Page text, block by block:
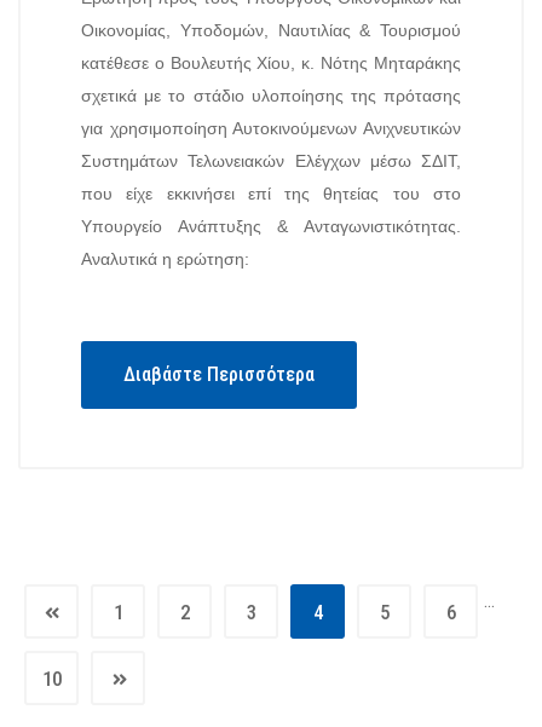
Οικονομίας, Υποδομών, Ναυτιλίας & Τουρισμού
κατέθεσε ο Βουλευτής Χίου, κ. Νότης Μηταράκης
σχετικά με το στάδιο υλοποίησης της πρότασης
για χρησιμοποίηση Αυτοκινούμενων Ανιχνευτικών
Συστημάτων Τελωνειακών Ελέγχων μέσω ΣΔΙΤ,
που είχε εκκινήσει επί της θητείας του στο
Υπουργείο Ανάπτυξης & Ανταγωνιστικότητας.
Αναλυτικά η ερώτηση:
Διαβάστε Περισσότερα
1 2 3 4 5 6 …
10